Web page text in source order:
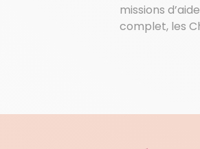
missions
complet, les